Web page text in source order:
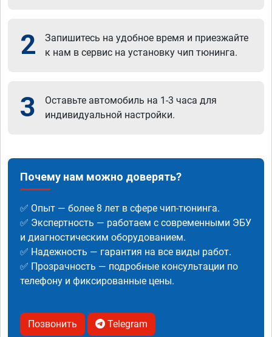
2
Запишитесь на удобное время и приезжайте
к нам в сервис на установку чип тюнинга.
3
Оставьте автомобиль на 1-3 часа для
индивидуальной настройки.
Почему нам можно доверять?
✅ Опыт — более 8 лет в сфере чип-тюнинга.
✅ Экспертность — работаем с современными ЭБУ
и диагностическим оборудованием.
✅ Надежность — гарантия на все виды работ.
✅ Прозрачность — подробные консультации по
телефону и фиксированные цены.
Позвонить Telegram